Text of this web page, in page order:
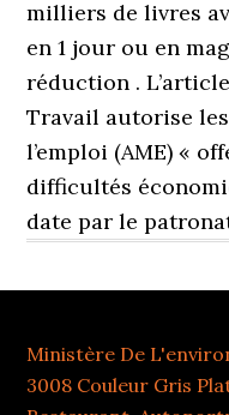
Ministère De
3008 Couleur Gris